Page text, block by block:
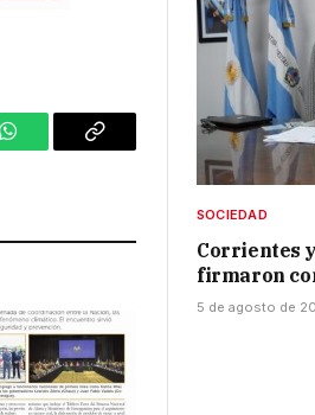
WhatsAppCopy
SOCIEDAD
Corrientes
firmaron
5 de agosto de